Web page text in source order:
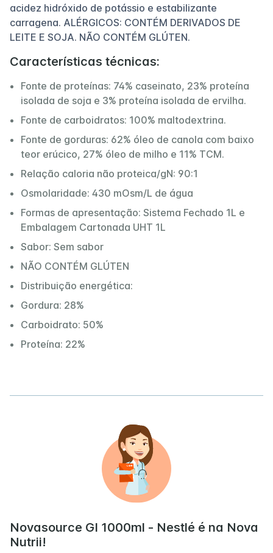
acidez hidróxido de potássio e estabilizante
carragena. ALÉRGICOS: CONTÉM DERIVADOS DE
LEITE E SOJA. NÃO CONTÉM GLÚTEN.
Características técnicas:
Fonte de proteínas: 74% caseinato, 23% proteína
isolada de soja e 3% proteína isolada de ervilha.
Fonte de carboidratos: 100% maltodextrina.
Fonte de gorduras: 62% óleo de canola com baixo
teor erúcico, 27% óleo de milho e 11% TCM.
Relação caloria não proteica/gN: 90:1
Osmolaridade: 430 mOsm/L de água
Formas de apresentação: Sistema Fechado 1L e
Embalagem Cartonada UHT 1L
Sabor: Sem sabor
NÃO CONTÉM GLÚTEN
Distribuição energética:
Gordura: 28%
Carboidrato: 50%
Proteína: 22%
Novasource GI 1000ml - Nestlé é na Nova
Nutrii!